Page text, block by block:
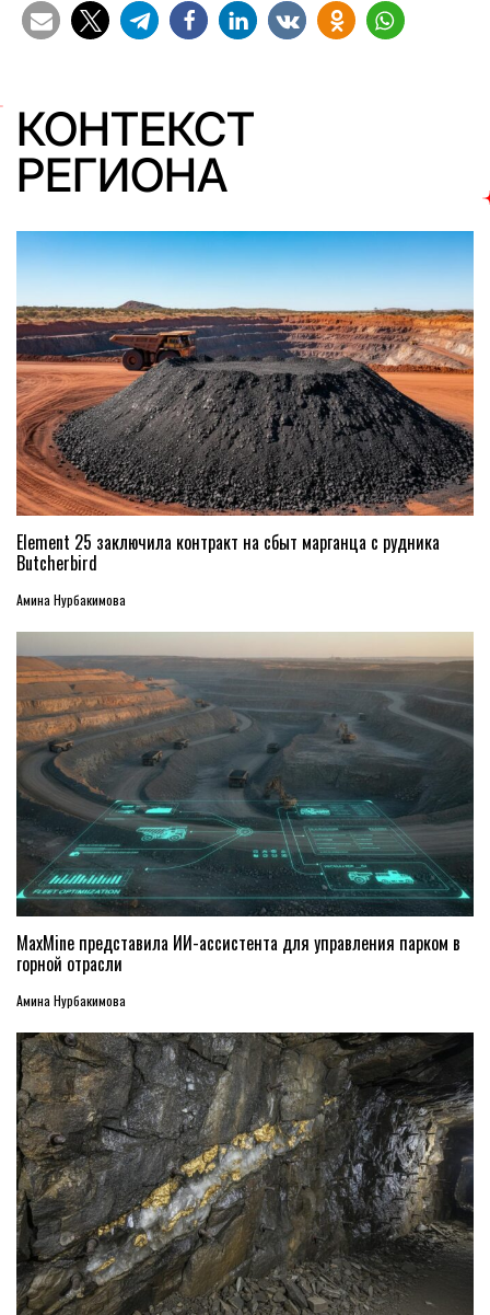
КОНТЕКСТ
РЕГИОНА
Element 25 заключила контракт на сбыт марганца с рудника
Butcherbird
Амина Нурбакимова
MaxMine представила ИИ-ассистента для управления парком в
горной отрасли
Амина Нурбакимова